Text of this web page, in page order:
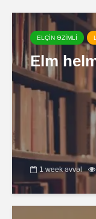
ELÇİN ƏZİMLİ
Elm
1 week əvvəl